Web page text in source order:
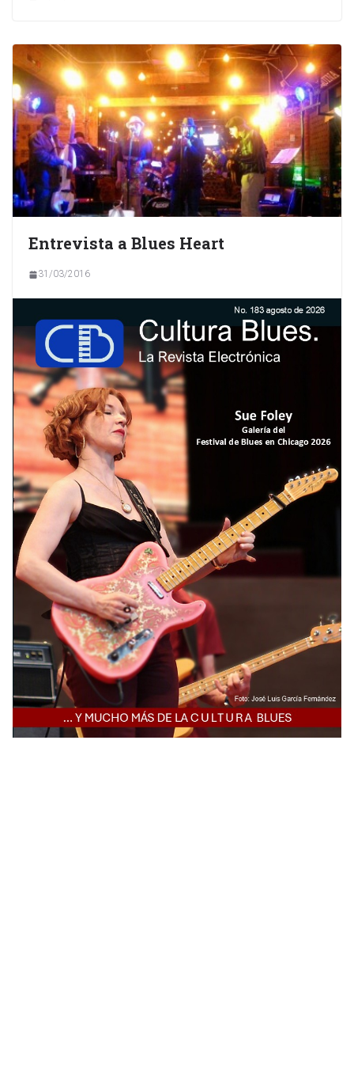
Entrevista a Blues Heart
31/03/2016